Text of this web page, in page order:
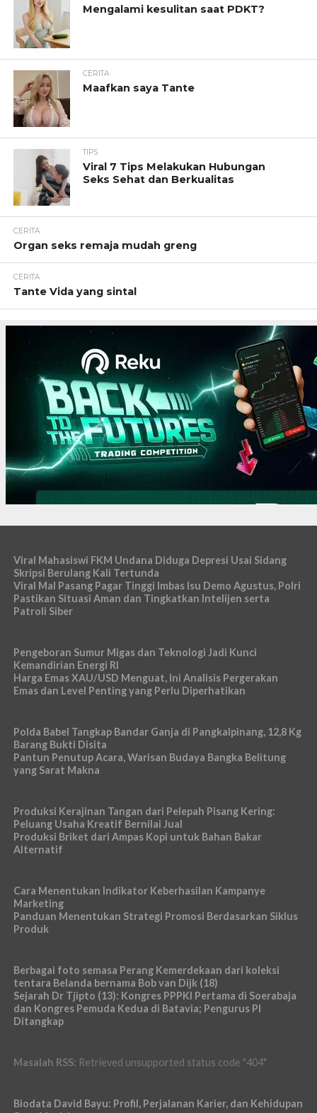
Mengalami kesulitan saat PDKT?
CERITA
Maafkan saya Tante
TIPS
Viral 7 Tips Melakukan Hubungan
Seks Sehat dan Berkualitas
CERITA
Organ seks remaja mudah greng
CERITA
Tante Vida yang sintal
Viral Mahasiswi FKM Undana Diduga Depresi Usai Sidang
Skripsi Berulang Kali Tertunda
Viral Mal Pasang Pagar Tinggi Imbas Isu Demo Agustus, Polri
Pastikan Situasi Aman dan Tingkatkan Intelijen serta
Patroli Siber
Pengeboran Sumur Migas dan Teknologi Jadi Kunci
Kemandirian Energi RI
Harga Emas XAU/USD Menguat, Ini Analisis Pergerakan
Emas dan Level Penting yang Perlu Diperhatikan
Polda Babel Tangkap Bandar Ganja di Pangkalpinang, 12,8 Kg
Barang Bukti Disita
Pantun Penutup Acara, Warisan Budaya Bangka Belitung
yang Sarat Makna
Produksi Kerajinan Tangan dari Pelepah Pisang Kering:
Peluang Usaha Kreatif Bernilai Jual
Produksi Briket dari Ampas Kopi untuk Bahan Bakar
Alternatif
Cara Menentukan Indikator Keberhasilan Kampanye
Marketing
Panduan Menentukan Strategi Promosi Berdasarkan Siklus
Produk
Berbagai foto semasa Perang Kemerdekaan dari koleksi
tentara Belanda bernama Bob van Dijk (18)
Sejarah Dr Tjipto (13): Kongres PPPKI Pertama di Soerabaja
dan Kongres Pemuda Kedua di Batavia; Pengurus PI
Ditangkap
Masalah RSS: Retrieved unsupported status code "404"
Biodata David Bayu: Profil, Perjalanan Karier, dan Kehidupan